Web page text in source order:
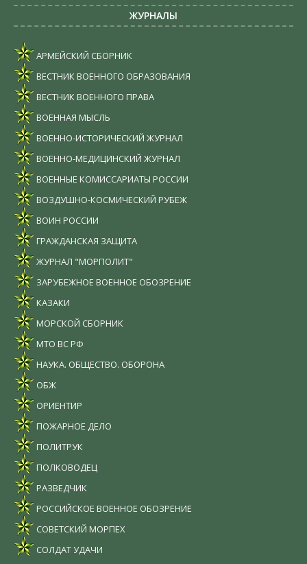
ЖУРНАЛЫ
АРМЕЙСКИЙ СБОРНИК
ВЕСТНИК ВОЕННОГО ОБРАЗОВАНИЯ
ВЕСТНИК ВОЕННОГО ПРАВА
ВОЕННАЯ МЫСЛЬ
ВОЕННО-ИСТОРИЧЕСКИЙ ЖУРНАЛ
ВОЕННО-МЕДИЦИНСКИЙ ЖУРНАЛ
ВОЕННЫЕ КОМИССАРИАТЫ РОССИИ
ВОЗДУШНО-КОСМИЧЕСКИЙ РУБЕЖ
ВОИН РОССИИ
ГРАЖДАНСКАЯ ЗАЩИТА
ЖУРНАЛ "МОРПОЛИТ"
ЗАРУБЕЖНОЕ ВОЕННОЕ ОБОЗРЕНИЕ
КАЗАКИ
МОРСКОЙ СБОРНИК
МТО ВС РФ
НАУКА. ОБЩЕСТВО. ОБОРОНА
ОБЖ
ОРИЕНТИР
ПОЖАРНОЕ ДЕЛО
ПОЛИТРУК
ПОЛКОВОДЕЦ
РАЗВЕДЧИК
РОССИЙСКОЕ ВОЕННОЕ ОБОЗРЕНИЕ
СОВЕТСКИЙ МОРПЕХ
СОЛДАТ УДАЧИ